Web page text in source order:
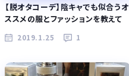
【脱オタコーデ】陰キャでも似合うオ
ススメの服とファッションを教えて
2019.1.25 1